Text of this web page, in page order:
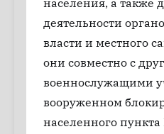
населения, а также
деятельности
власти и местного
они совместно с
военнослужащими
вооруженном
населенного пункта